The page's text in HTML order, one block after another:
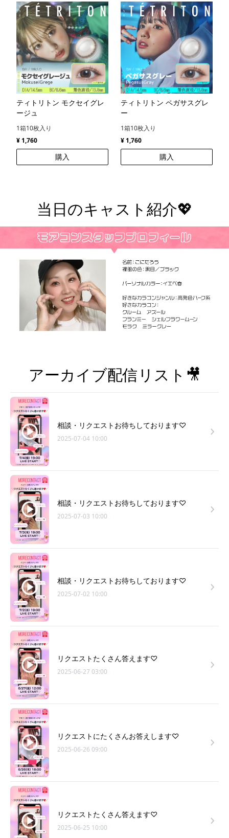
ティトリトン モクセイグレ
ージュ
1箱10枚入り
¥ 1,760
購入
ティトリトン ペガサスグレ
ー
1箱10枚入り
¥ 1,760
購入
当日のキャスト紹介💖
アーカイブ配信リスト🎥
相談・リクエストお待ちしております♡
2025-07-04 10:00
相談・リクエストお待ちしております♡
2025-07-03 10:00
相談・リクエストお待ちしております♡
2025-07-02 10:00
リクエストたくさん答えます♡
2025-06-27 03:00
リクエストにたくさんお答えします♡
2025-06-26 09:00
リクエストたくさん答えます♡
2025-06-25 10:00